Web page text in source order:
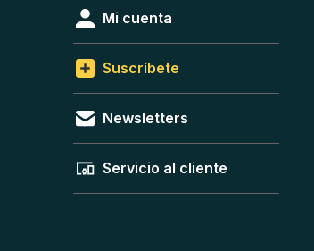
Mi cuenta
Suscríbete
Newsletters
Servicio al cliente